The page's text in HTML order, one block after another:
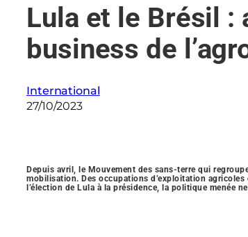
Lula et le Brésil :
business de
International
27/10/2023
Depuis avril, le Mouvement des sans-terre qui
mobilisation. Des occupations d’exploitation
l’élection de Lula à la présidence, la politique menée